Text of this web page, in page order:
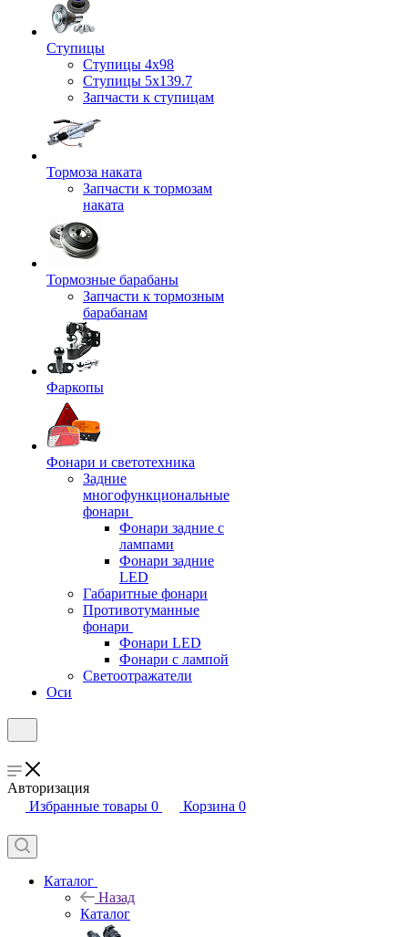
Ступицы
Ступицы 4x98
Ступицы 5x139.7
Запчасти к ступицам
Тормоза наката
Запчасти к тормозам
наката
Тормозные барабаны
Запчасти к тормозным
барабанам
Фаркопы
Фонари и светотехника
Задние
многофункциональные
фонари
Фонари задние с
лампами
Фонари задние
LED
Габаритные фонари
Противотуманные
фонари
Фонари LED
Фонари с лампой
Светоотражатели
Оси
Авторизация
Избранные товары 0 Корзина 0
Каталог
Назад
Каталог